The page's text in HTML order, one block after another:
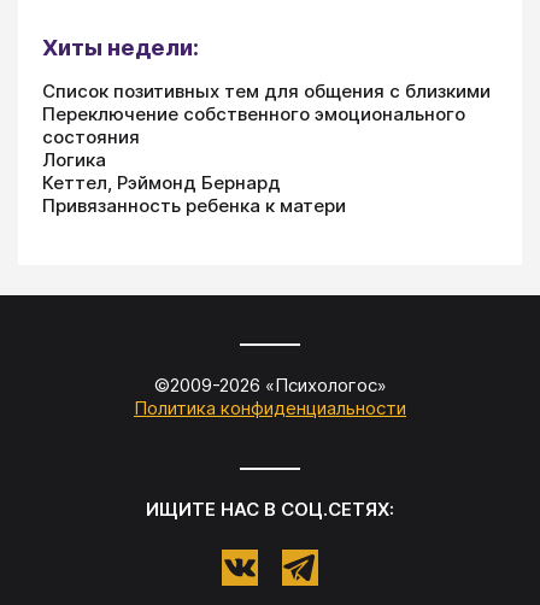
Хиты недели:
Список позитивных тем для общения с близкими
Переключение собственного эмоционального
состояния
Логика
Кеттел, Рэймонд Бернард
Привязанность ребенка к матери
©2009-2026 «Психологос»
Политика конфиденциальности
ИЩИТЕ НАС В СОЦ.СЕТЯХ: